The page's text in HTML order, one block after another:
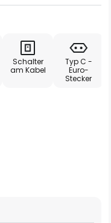
Schalter
am Kabel
Typ C -
Euro-
Stecker